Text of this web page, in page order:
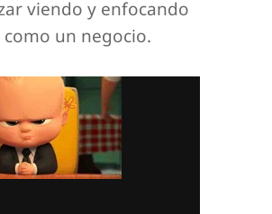
viendo y enfocando
un negocio.